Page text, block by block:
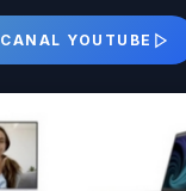
CANAL YOUTUBE